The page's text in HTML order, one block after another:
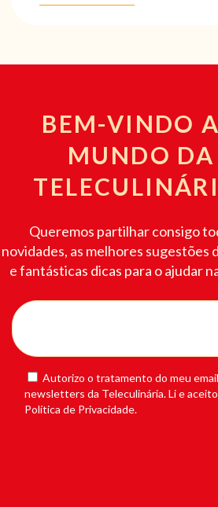
BEM-VINDO
MUNDO DA
Queremos partilhar consigo
novidades, as melhores sugestões
e fantásticas dicas para o ajudar
Autorizo o tratamento do meu
newsletters da Teleculinária. Li e
Política de Privacidade.